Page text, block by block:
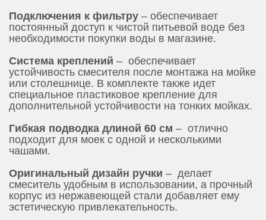
Подключения к фильтру – обеспечивает
постоянный доступ к чистой питьевой воде без
необходимости покупки воды в магазине.
Система креплений – обеспечивает
устойчивость смесителя после монтажа на мойке
или столешнице. В комплекте также идет
специальное пластиковое крепление для
дополнительной устойчивости на тонких мойках.
Гибкая подводка длиной 60 см – отлично
подходит для моек с одной и несколькими
чашами.
Оригинальный дизайн ручки – делает
смеситель удобным в использовании, а прочный
корпус из нержавеющей стали добавляет ему
эстетическую привлекательность.